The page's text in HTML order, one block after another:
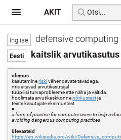
defensive computing
kaitslik arvutikasutus
olemus
kasutamineriskivähendavate tavadega,
mis aitavad arvutikasutajal
tüüpilisi turvaprobleeme ette näha ja vältida,
hoolimata arvutikeskkonnanõrkustestja
teiste kasutajate eksimustest
=
a form of practice for computer users to help
avoiding dangerous computing practices
ülevaateid
https://en.wikipedia.org/wiki/
AKIT